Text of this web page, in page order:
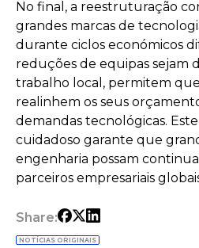
No final, a reestruturação
grandes marcas de
durante ciclos económicos
reduções de equipas sejam
trabalho local, permitem
realinhem os seus
demandas tecnológicas.
cuidadoso garante que
engenharia possam
parceiros empresariais
Share:
NOTÍCIAS ORIGINAIS